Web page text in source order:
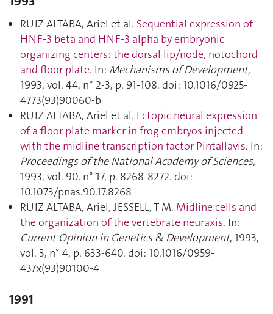
RUIZ ALTABA, Ariel et al. Sequential expression of
HNF-3 beta and HNF-3 alpha by embryonic
organizing centers: the dorsal lip/node, notochord
and floor plate. In: Mechanisms of Development,
1993, vol. 44, n° 2-3, p. 91‑108. doi: 10.1016/0925-
4773(93)90060-b
RUIZ ALTABA, Ariel et al. Ectopic neural expression
of a floor plate marker in frog embryos injected
with the midline transcription factor Pintallavis. In:
Proceedings of the National Academy of Sciences,
1993, vol. 90, n° 17, p. 8268‑8272. doi:
10.1073/pnas.90.17.8268
RUIZ ALTABA, Ariel, JESSELL, T M. Midline cells and
the organization of the vertebrate neuraxis. In:
Current Opinion in Genetics & Development, 1993,
vol. 3, n° 4, p. 633‑640. doi: 10.1016/0959-
437x(93)90100-4
1991